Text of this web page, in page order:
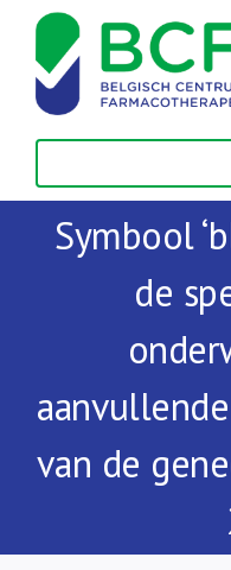
content
Nieuws
Contact
Symbool
de
van de